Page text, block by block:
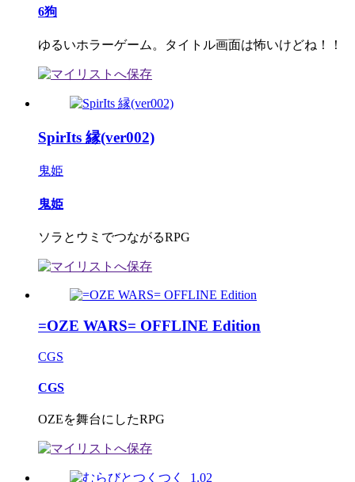
6狗
ゆるいホラーゲーム。タイトル画面は怖いけどね！！
SpirIts 縁(ver002)
鬼姫
鬼姫
ソラとウミでつながるRPG
=OZE WARS= OFFLINE Edition
CGS
CGS
OZEを舞台にしたRPG